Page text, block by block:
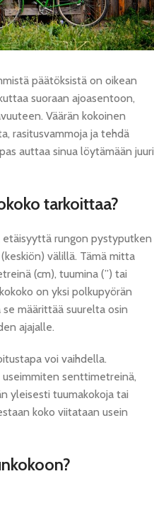
päätöksistä on oikean
suoraan ajoasentoon,
Väärän kokoinen
rasitusvammoja ja tehdä
auttaa sinua löytämään juuri
tarkoittaa?
rungon pystyputken
välillä. Tämä mitta
(cm), tuumina (”) tai
on yksi polkupyörän
määrittää suurelta osin
ajajalle.
voi vaihdella.
senttimetreinä,
yleisesti tuumakokoja tai
koko viitataan usein